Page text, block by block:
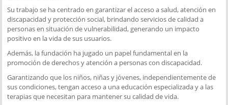
Su trabajo se ha centrado en garantizar el acceso a salud, atención en
discapacidad y protección social, brindando servicios de calidad a
personas en situación de vulnerabilidad, generando un impacto
positivo en la vida de sus usuarios.
Además, la fundación ha jugado un papel fundamental en la
promoción de derechos y atención a personas con discapacidad.
Garantizando que los niños, niñas y jóvenes, independientemente de
sus condiciones, tengan acceso a una educación especializada y a las
terapias que necesitan para mantener su calidad de vida.